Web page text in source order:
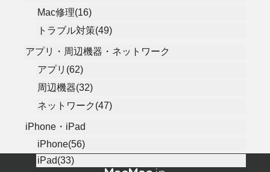
Mac修理(16)
トラブル対策(49)
アプリ・周辺機器・ネットワーク
アプリ(62)
周辺機器(32)
ネットワーク(47)
iPhone・iPad
iPhone(56)
iPad(33)